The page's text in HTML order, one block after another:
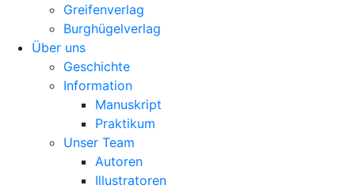
Greifenverlag
Burghügelverlag
Über uns
Geschichte
Information
Manuskript
Praktikum
Unser Team
Autoren
Illustratoren